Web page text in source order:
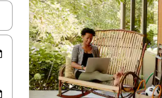
koristeći se strelicama prema gore i prema